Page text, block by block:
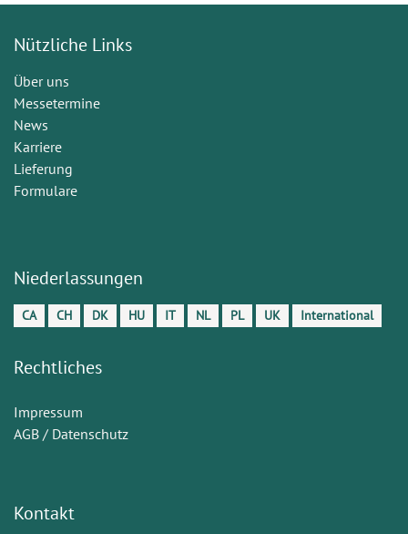
Nützliche Links
Über uns
Messetermine
News
Karriere
Lieferung
Formulare
Niederlassungen
CA CH DK HU IT NL PL UK International
Rechtliches
Impressum
AGB / Datenschutz
Kontakt